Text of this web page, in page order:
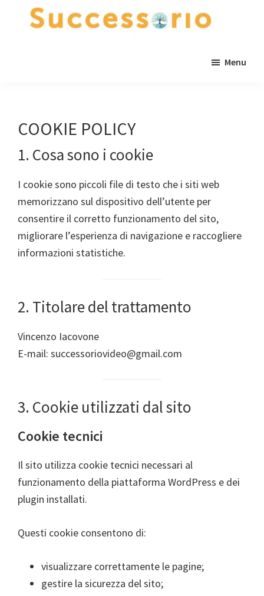
Menu
COOKIE POLICY
1. Cosa sono i cookie
I cookie sono piccoli file di testo che i siti web
memorizzano sul dispositivo dell’utente per
consentire il corretto funzionamento del sito,
migliorare l’esperienza di navigazione e raccogliere
informazioni statistiche.
2. Titolare del trattamento
Vincenzo Iacovone
E-mail: successoriovideo@gmail.com
3. Cookie utilizzati dal sito
Cookie tecnici
Il sito utilizza cookie tecnici necessari al
funzionamento della piattaforma WordPress e dei
plugin installati.
Questi cookie consentono di:
visualizzare correttamente le pagine;
gestire la sicurezza del sito;